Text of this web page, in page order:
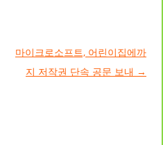
마이크로소프트, 어린이집에까
지 저작권 단속 공문 보내 →